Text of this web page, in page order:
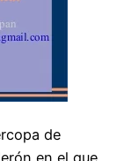
de
en el que